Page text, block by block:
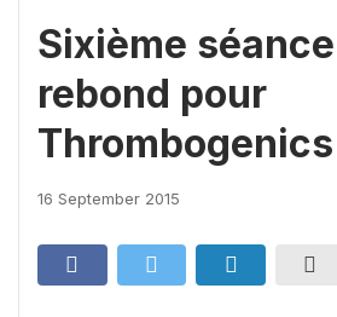
Sixième
rebond pour
Thrombogenics
16 September 2015